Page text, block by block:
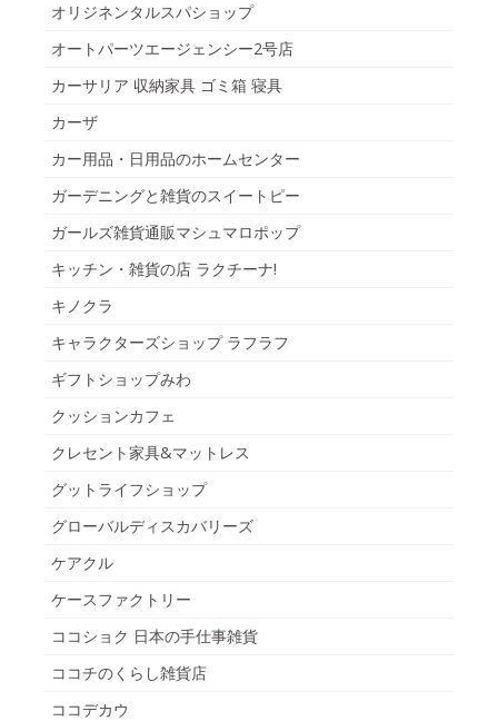
オリジネンタルスパショップ
オートパーツエージェンシー2号店
カーサリア 収納家具 ゴミ箱 寝具
カーザ
カー用品・日用品のホームセンター
ガーデニングと雑貨のスイートピー
ガールズ雑貨通販マシュマロポップ
キッチン・雑貨の店 ラクチーナ!
キノクラ
キャラクターズショップ ラフラフ
ギフトショップみわ
クッションカフェ
クレセント家具&マットレス
グットライフショップ
グローバルディスカバリーズ
ケアクル
ケースファクトリー
ココショク 日本の手仕事雑貨
ココチのくらし雑貨店
ココデカウ